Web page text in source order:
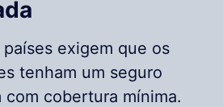
exigem que os
tenham um seguro
com cobertura mínima.